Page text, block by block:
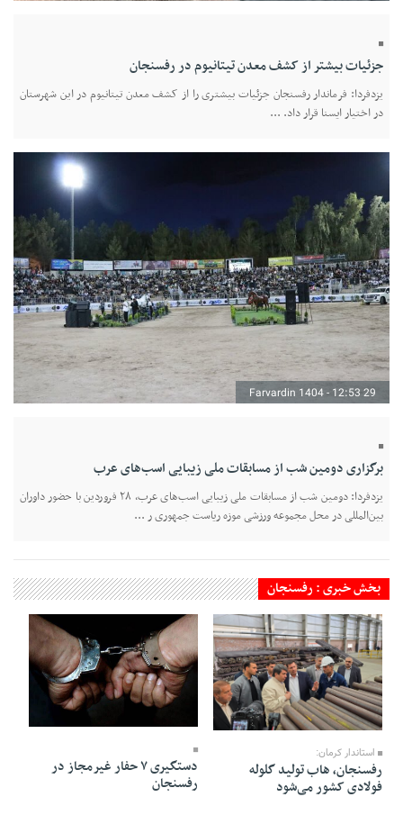
جزئیات بیشتر از کشف معدن تیتانیوم در رفسنجان
یزدفردا: فرماندار رفسنجان جزئیات بیشتری را از کشف معدن تیتانیوم در این شهرستان
در اختیار ایسنا قرار داد. ...
29 Farvardin 1404 - 12:53
برگزاری دومین شب از مسابقات ملی زیبایی اسب‌های عرب
یزدفردا: دومین شب از مسابقات ملی زیبایی اسب‌های عرب، ۲۸ فروردین با حضور داوران
بین‌المللی‌ در محل مجموعه ورزشی موزه ریاست جمهوری ر ...
بخش خبری : رفسنجان
24 Esfand 1403 - 17:06
استاندار کرمان:
رفسنجان، هاب تولید گلوله
فولادی کشور می‌شود
دستگیری ۷ حفار غیرمجاز در
رفسنجان